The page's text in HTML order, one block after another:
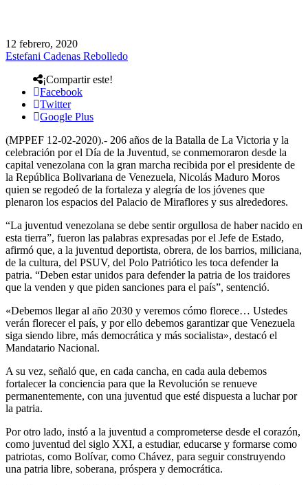
12 febrero, 2020
Estefani Cadenas Rebolledo
¡Compartir este!
Facebook
Twitter
Google Plus
(MPPEF 12-02-2020).- 206 años de la Batalla de La Victoria y la
celebración por el Día de la Juventud, se conmemoraron desde la
capital venezolana con la gran marcha recibida por el presidente de
la República Bolivariana de Venezuela, Nicolás Maduro Moros
quien se regodeó de la fortaleza y alegría de los jóvenes que
plenaron los espacios del Palacio de Miraflores y sus alrededores.
“La juventud venezolana se debe sentir orgullosa de haber nacido en
esta tierra”, fueron las palabras expresadas por el Jefe de Estado,
afirmó que, a la juventud deportista, obrera, de los barrios, miliciana,
de la cultura, del PSUV, del Polo Patriótico les toca defender la
patria. “Deben estar unidos para defender la patria de los traidores
que la venden y que piden sanciones para el país”, sentenció.
«Debemos llegar al año 2030 y veremos cómo florece… Ustedes
verán florecer el país, y por ello debemos garantizar que Venezuela
siga siendo libre, más democrática y más socialista», destacó el
Mandatario Nacional.
A su vez, señaló que, en cada cancha, en cada aula debemos
fortalecer la conciencia para que la Revolución se renueve
permanentemente, con una juventud que esté dispuesta a luchar por
la patria.
Por otro lado, instó a la juventud a comprometerse desde el corazón,
como juventud del siglo XXI, a estudiar, educarse y formarse como
patriotas, como Bolívar, como Chávez, para seguir construyendo
una patria libre, soberana, próspera y democrática.